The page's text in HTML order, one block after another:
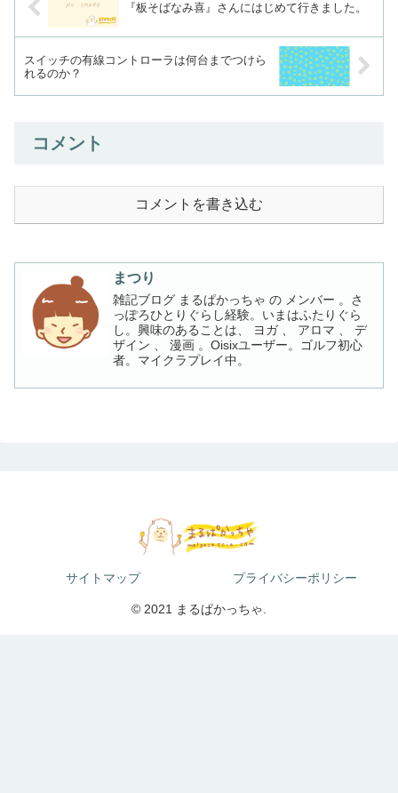
『板そばなみ喜』さんにはじめて行きました。
スイッチの有線コントローラは何台までつけら
れるのか？
コメント
コメントを書き込む
まつり
雑記ブログ まるぱかっちゃ の メンバー 。さ
っぽろひとりぐらし経験。いまはふたりぐら
し。興味のあることは、 ヨガ 、 アロマ 、 デ
ザイン 、 漫画 。Oisixユーザー。ゴルフ初心
者。マイクラプレイ中。
サイトマップ プライバシーポリシー
© 2021 まるぱかっちゃ.